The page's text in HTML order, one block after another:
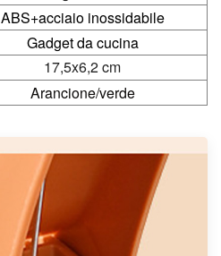
ABS+acciaio inossidabile
Gadget da cucina
17,5x6,2 cm
Arancione/verde